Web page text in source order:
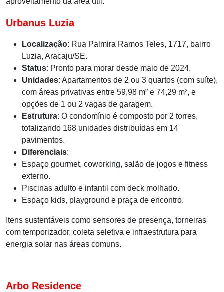
Urbanus Luzia
Localização: Rua Palmira Ramos Teles, 1717, bairro
Luzia, Aracaju/SE.
Status: Pronto para morar desde maio de 2024.
Unidades: Apartamentos de 2 ou 3 quartos (com suíte),
com áreas privativas entre 59,98 m² e 74,29 m², e
opções de 1 ou 2 vagas de garagem.
Estrutura: O condomínio é composto por 2 torres,
totalizando 168 unidades distribuídas em 14
pavimentos.
Diferenciais:
Espaço gourmet, coworking, salão de jogos e fitness
externo.
Piscinas adulto e infantil com deck molhado.
Espaço kids, playground e praça de encontro.
Itens sustentáveis como sensores de presença, torneiras
com temporizador, coleta seletiva e infraestrutura para
energia solar nas áreas comuns.
Arbo Residence